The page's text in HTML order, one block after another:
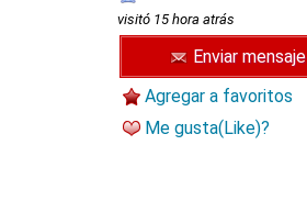
visitó 15 hora atrás
Enviar mensaje
Agregar a favoritos
Me gusta(Like)?